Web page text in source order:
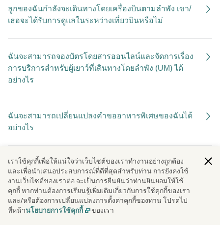
ลูกของฉันกำลังจะเดินทางโดยเครื่องบินตามลำพัง เขา/
เธอจะได้รับการดูแลในระหว่างเที่ยวบินหรือไม่
ฉันจะสามารถจองบัตรโดยสารออนไลน์และจัดการเรื่อง
การบริการสำหรับผู้เยาว์ที่เดินทางโดยลำพัง (UM) ได้
อย่างไร
ฉันจะสามารถเปลี่ยนแปลงคำขออาหารพิเศษของฉันได้
อย่างไร
ฉันสามารถแจ้งขออาหารพิเศษสำหรับเที่ยวบินของฉันได้
หรือไม่
เราใช้คุกกี้เพื่อให้แน่ใจว่าเว็บไซต์ของเราทํางานอย่างถูกต้อง
และเพื่อนําเสนอประสบการณ์ที่ดีที่สุดสําหรับท่าน การยังคงใช้
งานเว็บไซต์ของเราต่อ จะเป็นการยืนยันว่าท่านยินยอมให้ใช้
คุกกี้ หากท่านต้องการเรียนรู้เพิ่มเติมเกี่ยวกับการใช้คุกกี้ของเรา
และ/หรือต้องการเปลี่ยนแปลงการตั้งค่าคุกกี้ของท่าน โปรดไป
ที่หน้านโยบายการใช้คุกกี้ ของเรา